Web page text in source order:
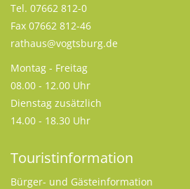
Tel. 07662 812-0
Fax 07662 812-46
rathaus@vogtsburg.de
Montag - Freitag
08.00 - 12.00 Uhr
Dienstag zusätzlich
14.00 - 18.30 Uhr
Touristinformation
Bürger- und Gästeinformation